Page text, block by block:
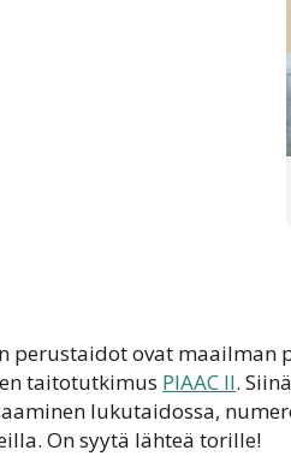
perustaidot ovat
taitotutkimus PIAAC II.
lukutaidossa,
On syytä lähteä torille!